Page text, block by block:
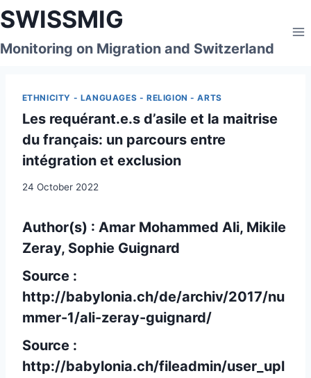
Skip
to
content
SWISSMIG
Monitoring on Migration and Switzerland
ETHNICITY - LANGUAGES - RELIGION - ARTS
Les requérant.e.s d’asile et la maitrise
du français: un parcours entre
intégration et exclusion
24 October 2022
Author(s) : Amar Mohammed Ali, Mikile
Zeray, Sophie Guignard
Source :
http://babylonia.ch/de/archiv/2017/nu
mmer-1/ali-zeray-guignard/
Source :
http://babylonia.ch/fileadmin/user_upl